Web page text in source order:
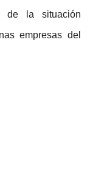
de la situación
empresas del